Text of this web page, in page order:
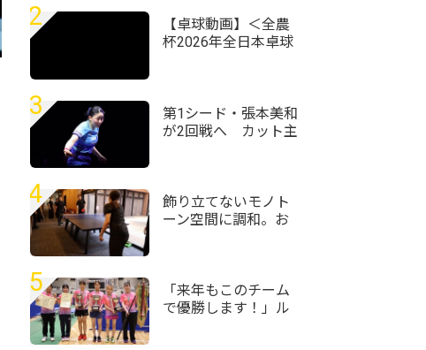
団卓球選手権大会＞
2
【卓球動画】＜全農
杯2026年全日本卓球
3
第1シード・張本美和
が2回戦へ カット主
ンズ横浜2026＞
4
飾り立てないモノト
ーン空間に調和。お
話
5
「来年もこのチーム
で優勝します！」ル